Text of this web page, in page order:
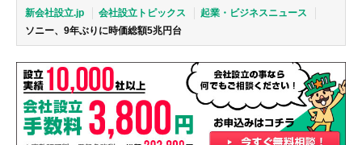
新会社設立.jp 会社設立トピックス
起業・ビジネスニュース
ソニー、9年ぶりに時価総額5兆円台